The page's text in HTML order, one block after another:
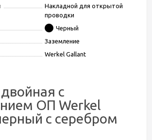
Накладной для открытой
проводки
Черный
Заземление
Werkel Gallant
с
ОП Werkel
с серебром